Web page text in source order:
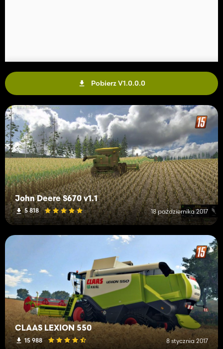
Pobierz V1.0.0.0
John Deere S670 v1.1
5 818 18 października 2017
CLAAS LEXION 550
15 988 8 stycznia 2017